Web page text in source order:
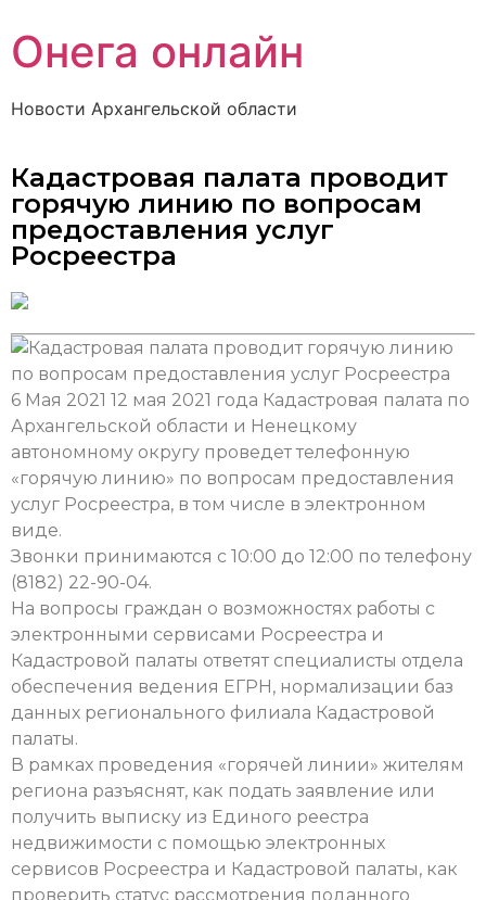
Онега онлайн
Новости Архангельской области
Кадастровая палата проводит
горячую линию по вопросам
предоставления услуг
Росреестра
6 Мая 2021 12 мая 2021 года Кадастровая палата по
Архангельской области и Ненецкому
автономному округу проведет телефонную
«горячую линию» по вопросам предоставления
услуг Росреестра, в том числе в электронном
виде.
Звонки принимаются с 10:00 до 12:00 по телефону
(8182) 22-90-04.
На вопросы граждан о возможностях работы с
электронными сервисами Росреестра и
Кадастровой палаты ответят специалисты отдела
обеспечения ведения ЕГРН, нормализации баз
данных регионального филиала Кадастровой
палаты.
В рамках проведения «горячей линии» жителям
региона разъяснят, как подать заявление или
получить выписку из Единого реестра
недвижимости с помощью электронных
сервисов Росреестра и Кадастровой палаты, как
проверить статус рассмотрения поданного